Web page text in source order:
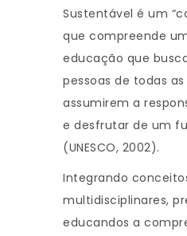
Sustentável é um
que compreende
educação que
pessoas de todas
assumirem a
e desfrutar de um
(UNESCO, 2002).
Integrando
multidisciplinares,
educandos a